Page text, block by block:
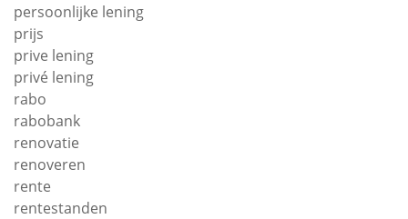
persoonlijke lening
prijs
prive lening
privé lening
rabo
rabobank
renovatie
renoveren
rente
rentestanden